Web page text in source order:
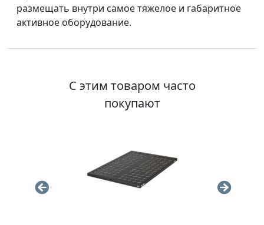
размещать внутри самое тяжелое и габаритное
активное оборудование.
С этим товаром часто
покупают